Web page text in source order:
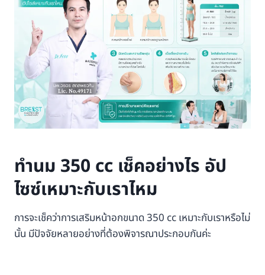
ทำนม 350 cc เช็คอย่างไร อัป
ไซซ์เหมาะกับเราไหม
การจะเช็คว่าการเสริมหน้าอกขนาด 350 cc เหมาะกับเราหรือไม่
นั้น มีปัจจัยหลายอย่างที่ต้องพิจารณาประกอบกันค่ะ